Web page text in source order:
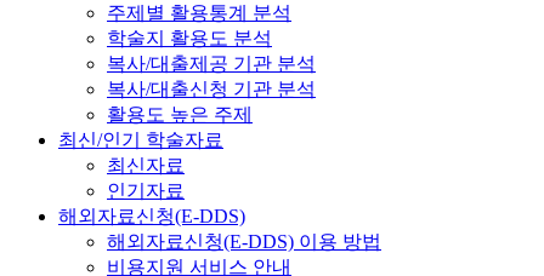
주제별 활용통계 분석
학술지 활용도 분석
복사/대출제공 기관 분석
복사/대출신청 기관 분석
활용도 높은 주제
최신/인기 학술자료
최신자료
인기자료
해외자료신청(E-DDS)
해외자료신청(E-DDS) 이용 방법
비용지원 서비스 안내